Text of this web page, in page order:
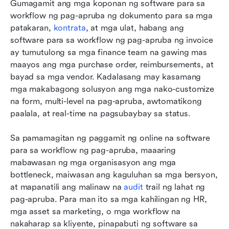
Gumagamit ang mga koponan ng software para sa
workflow ng pag-apruba ng dokumento para sa mga
patakaran, kontrata, at mga ulat, habang ang
software para sa workflow ng pag-apruba ng invoice
ay tumutulong sa mga finance team na gawing mas
maayos ang mga purchase order, reimbursements, at
bayad sa mga vendor. Kadalasang may kasamang
mga makabagong solusyon ang mga nako-customize
na form, multi-level na pag-apruba, awtomatikong
paalala, at real-time na pagsubaybay sa status.
Sa pamamagitan ng paggamit ng online na software
para sa workflow ng pag-apruba, maaaring
mabawasan ng mga organisasyon ang mga
bottleneck, maiwasan ang kaguluhan sa mga bersyon,
at mapanatili ang malinaw na audit trail ng lahat ng
pag-apruba. Para man ito sa mga kahilingan ng HR,
mga asset sa marketing, o mga workflow na
nakaharap sa kliyente, pinapabuti ng software sa